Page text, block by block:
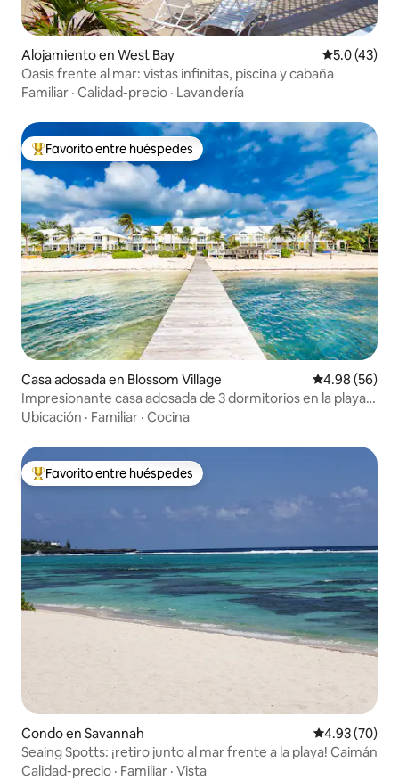
Alojamiento en West Bay Calificación
5.0 (43)
Oasis frente al mar: vistas infinitas, piscina y cabaña
Familiar · Calidad-precio · Lavandería
Favorito entre huéspedes preferido
Favorito entre huéspedes
Casa adosada en Blossom Village Calificación
4.98 (56)
Impresionante casa adosada de 3 dormitorios en la playa
Little Cayman
Ubicación · Familiar · Cocina
Favorito entre huéspedes preferido
Favorito entre huéspedes
Condo en Savannah Calificación
4.93 (70)
Seaing Spotts: ¡retiro junto al mar frente a la playa! Caimán
Calidad-precio · Familiar · Vista